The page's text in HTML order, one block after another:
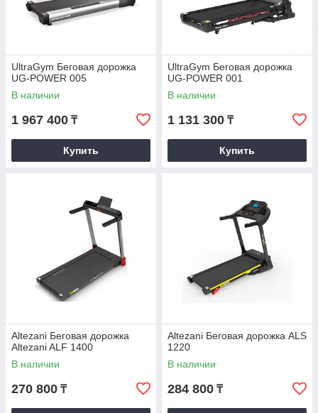
UltraGym Беговая дорожка
UG-POWER 005
В наличии
1 967 400 ₸
Купить
UltraGym Беговая дорожка
UG-POWER 001
В наличии
1 131 300 ₸
Купить
Altezani Беговая дорожка
Altezani ALF 1400
В наличии
270 800 ₸
Altezani Беговая дорожка ALS
1220
В наличии
284 800 ₸